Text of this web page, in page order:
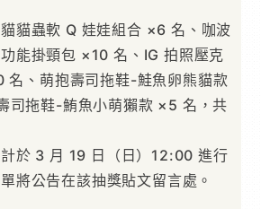
貓蟲軟 Q 娃娃組合 ×6 名、咖波
能掛頸包 ×10 名、IG 拍照壓克
名、萌抱壽司拖鞋-鮭魚卵熊貓款
司拖鞋-鮪魚小萌獺款 ×5 名，共
於 3 月 19 日（日）12:00 進行
將公告在該抽獎貼文留言處。